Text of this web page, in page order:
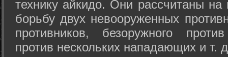
технику айкидо. Они рассчитаны
борьбу двух невооруженных
противников, безоружного
против нескольких нападающих и т.